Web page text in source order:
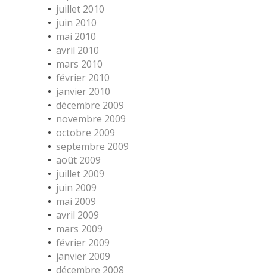
juillet 2010
juin 2010
mai 2010
avril 2010
mars 2010
février 2010
janvier 2010
décembre 2009
novembre 2009
octobre 2009
septembre 2009
août 2009
juillet 2009
juin 2009
mai 2009
avril 2009
mars 2009
février 2009
janvier 2009
décembre 2008